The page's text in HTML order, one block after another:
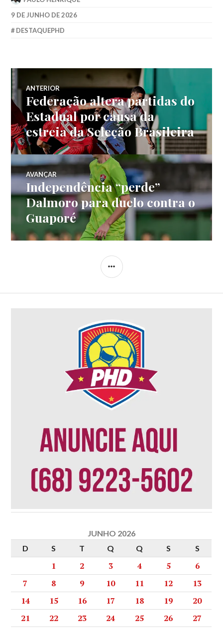
9 DE JUNHO DE 2026
DESTAQUEPHD
ANTERIOR
Federação altera partidas do
Estadual por causa da
estreia da Seleção Brasileira
AVANÇAR
Independência “perde”
Dalmoro para duelo contra o
Guaporé
JUNHO 2026
D
S T Q Q S S
1 2 3 4 5
6
7
8 9 10 11 12
13
14
15 16 17 18 19
20
21
22 23 24 25 26
27